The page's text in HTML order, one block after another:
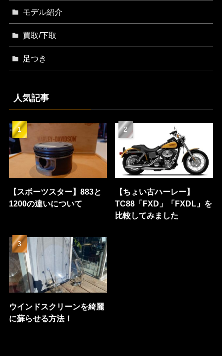
モデル紹介
買取/下取
足つき
人気記事
【スポーツスター】883と
1200の違いについて
【ちょい古ハーレー】
TC88「FXD」「FXDL」を
比較してみました
ウインドスクリーンを綺麗
に蘇らせる方法！